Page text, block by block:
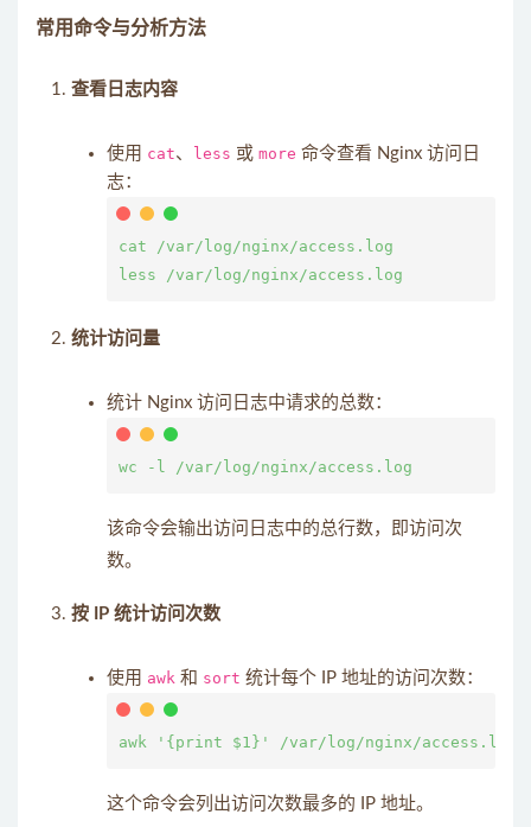
常用命令与分析方法
查看日志内容
使用 cat、 less 或 more 命令查看 Nginx 访问日
志：
cat /var/log/nginx/access.log
统计访问量
统计 Nginx 访问日志中请求的总数：
该命令会输出访问日志中的总行数，即访问次
数。
按 IP 统计访问次数
使用 awk 和 sort 统计每个 IP 地址的访问次数：
这个命令会列出访问次数最多的 IP 地址。